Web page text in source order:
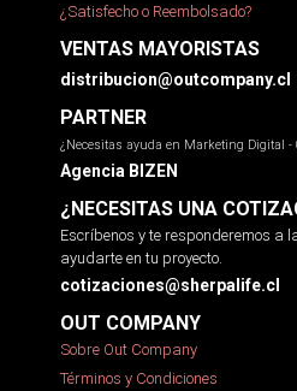
¿Satisfecho o Reembolsado?
VENTAS MAYORISTAS
distribucion@outcompany.cl
PARTNER
¿Necesitas ayuda en Marketing Digital -
Agencia BIZEN
¿NECESITAS UNA
Escríbenos y te responderemos a
ayudarte en tu proyecto.
cotizaciones@sherpalife.cl
OUT COMPANY
Sobre Out Company
Términos y Condiciones